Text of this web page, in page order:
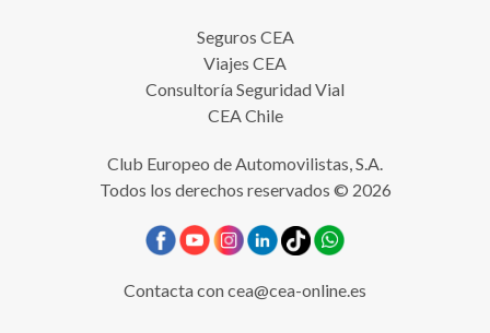
Seguros CEA
Viajes CEA
Consultoría Seguridad Vial
CEA Chile
Club Europeo de Automovilistas, S.A.
Todos los derechos reservados © 2026
Contacta concea@cea-online.es